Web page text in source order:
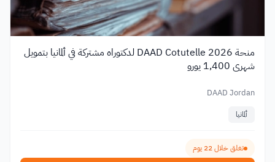
منحة DAAD Cotutelle 2026 لدكتوراه مشتركة في ألمانيا بتمويل
شهري 1,400 يورو
DAAD Jordan
ألمانيا
تغلق خلال 22 يوم